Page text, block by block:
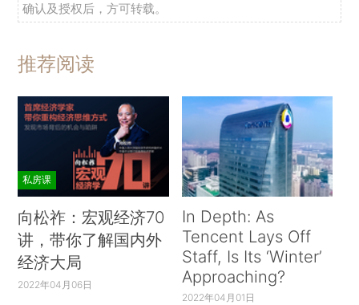
确认及授权后，方可转载。
推荐阅读
私房课
向松祚：宏观经济70
讲，带你了解国内外
经济大局
2022年04月06日
In Depth: As
Tencent Lays Off
Staff, Is Its ‘Winter’
Approaching?
2022年04月01日